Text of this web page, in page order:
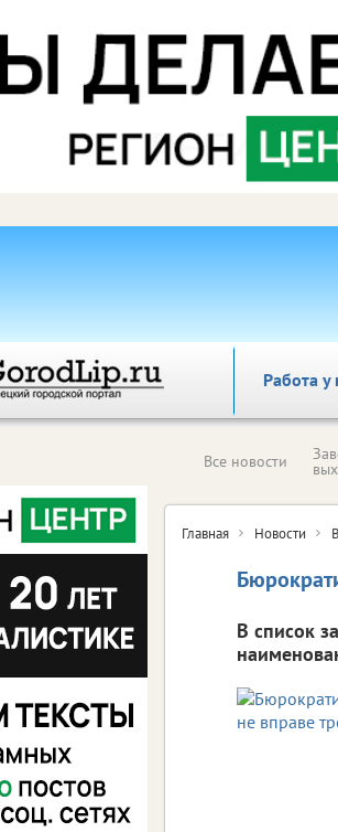
Работа у
Все новости
Главная Новости
В список